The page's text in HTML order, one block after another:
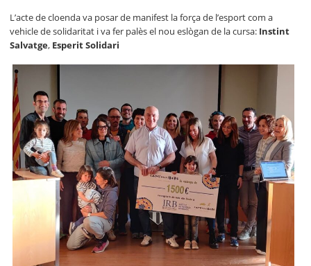
L’acte de cloenda va posar de manifest la força de l’esport com a
vehicle de solidaritat i va fer palès el nou eslògan de la cursa: Instint
Salvatge, Esperit Solidari